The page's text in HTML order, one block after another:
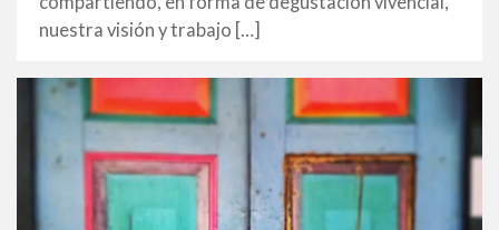
nuestra visión y trabajo […]